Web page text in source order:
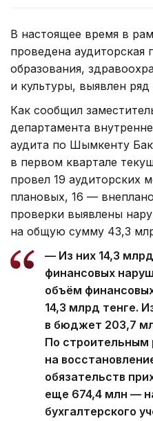
В настоящее время в
проведена аудиторская
образования,
и культуры, выявлен
Как сообщил
департамента
аудита по Шымкенту
в первом квартале
провел 19 аудиторских
плановых, 16 —
проверки выявлены
на общую сумму 43,3
— Из них 14,3
финансовых
объём
14,3 млрд тенге.
в бюджет 203,7
По строительным
на
обязательств
еще 674,4 млн —
бухгалтерского